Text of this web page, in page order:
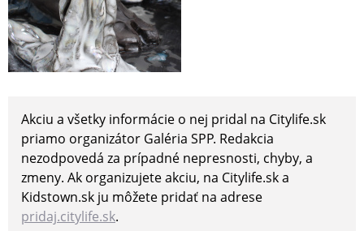
Akciu a všetky informácie o nej pridal na Citylife.sk
priamo organizátor Galéria SPP. Redakcia
nezodpovedá za prípadné nepresnosti, chyby, a
zmeny. Ak organizujete akciu, na Citylife.sk a
Kidstown.sk ju môžete pridať na adrese
pridaj.citylife.sk.